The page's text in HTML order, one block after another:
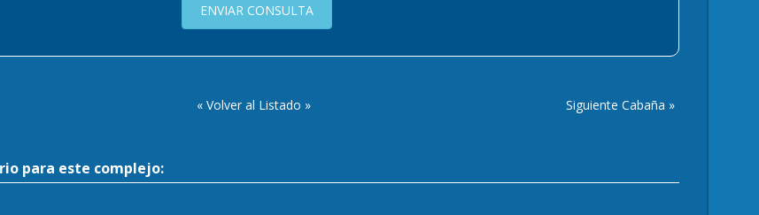
ENVIAR CONSULTA
« Volver al Listado » Siguiente Cabaña »
para este complejo: